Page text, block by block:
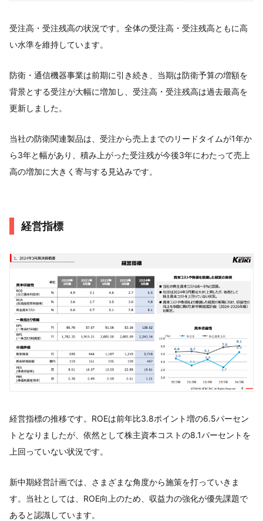
受注高・受注残高の状況です。全体の受注高・受注残高ともに高
い水準を維持しています。
防衛・通信機器事業は前期に引き続き、当期は防衛予算の増額を
背景とする受注が大幅に増加し、受注高・受注残高は過去最高を
更新しました。
当社の防衛関連製品は、受注から売上までのリードタイムが1年か
ら3年と幅があり、積み上がった受注残が今後3年にわたって売上
高の増加に大きく寄与する見込みです。
経営指標
経営指標の推移です。ROEは前年比3.8ポイント増の6.5パーセン
トとなりましたが、依然として株主資本コストの8.1パーセントを
上回っていない状況です。
新中期経営計画では、さまざまな角度から施策を打っていきま
す。当社としては、ROE向上のため、収益力の強化が優先課題で
あると認識しています。